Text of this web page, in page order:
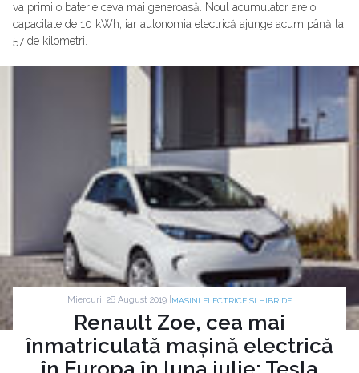
va primi o baterie ceva mai generoasă. Noul acumulator are o
capacitate de 10 kWh, iar autonomia electrică ajunge acum până la
57 de kilometri.
Miercuri, 28 August 2019 | MASINI ELECTRICE SI HIBRIDE
Renault Zoe, cea mai
înmatriculată mașină electrică